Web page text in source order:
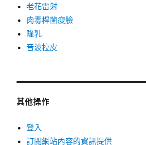
老花雷射
肉毒桿菌瘦臉
隆乳
音波拉皮
其他操作
登入
訂閱網站內容的資訊提供